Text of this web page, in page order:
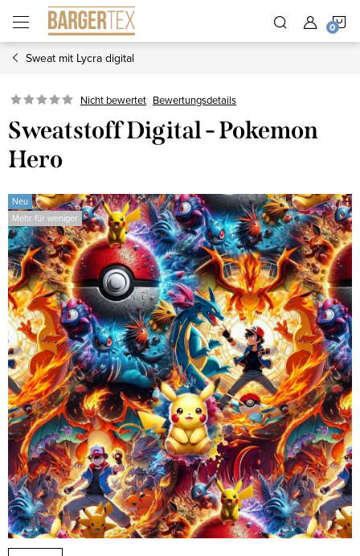
Inhalt
springen
Sweat mit Lycra digital
Nicht bewertet Bewertungsdetails
Sweatstoff Digital - Pokemon
Hero
Neu
Mehr für weniger